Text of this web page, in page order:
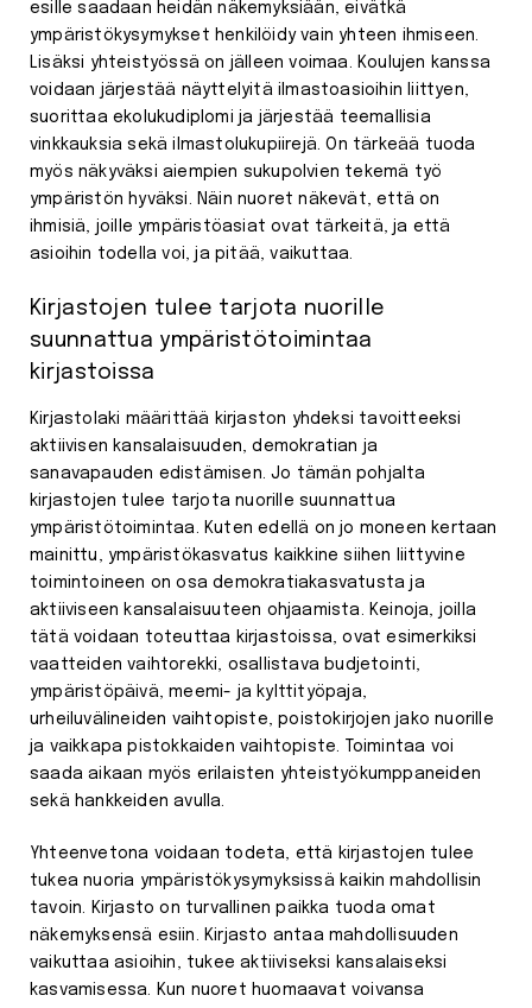
esille saadaan heidän näkemyksiään, eivätkä
ympäristökysymykset henkilöidy vain yhteen ihmiseen.
Lisäksi yhteistyössä on jälleen voimaa. Koulujen kanssa
voidaan järjestää näyttelyitä ilmastoasioihin liittyen,
suorittaa ekolukudiplomi ja järjestää teemallisia
vinkkauksia sekä ilmastolukupiirejä. On tärkeää tuoda
myös näkyväksi aiempien sukupolvien tekemä työ
ympäristön hyväksi. Näin nuoret näkevät, että on
ihmisiä, joille ympäristöasiat ovat tärkeitä, ja että
asioihin todella voi, ja pitää, vaikuttaa.
Kirjastojen tulee tarjota nuorille
suunnattua ympäristötoimintaa
kirjastoissa
Kirjastolaki määrittää kirjaston yhdeksi tavoitteeksi
aktiivisen kansalaisuuden, demokratian ja
sanavapauden edistämisen. Jo tämän pohjalta
kirjastojen tulee tarjota nuorille suunnattua
ympäristötoimintaa. Kuten edellä on jo moneen kertaan
mainittu, ympäristökasvatus kaikkine siihen liittyvine
toimintoineen on osa demokratiakasvatusta ja
aktiiviseen kansalaisuuteen ohjaamista. Keinoja, joilla
tätä voidaan toteuttaa kirjastoissa, ovat esimerkiksi
vaatteiden vaihtorekki, osallistava budjetointi,
ympäristöpäivä, meemi- ja kylttityöpaja,
urheiluvälineiden vaihtopiste, poistokirjojen jako nuorille
ja vaikkapa pistokkaiden vaihtopiste. Toimintaa voi
saada aikaan myös erilaisten yhteistyökumppaneiden
sekä hankkeiden avulla.
Yhteenvetona voidaan todeta, että kirjastojen tulee
tukea nuoria ympäristökysymyksissä kaikin mahdollisin
tavoin. Kirjasto on turvallinen paikka tuoda omat
näkemyksensä esiin. Kirjasto antaa mahdollisuuden
vaikuttaa asioihin, tukee aktiiviseksi kansalaiseksi
kasvamisessa. Kun nuoret huomaavat voivansa